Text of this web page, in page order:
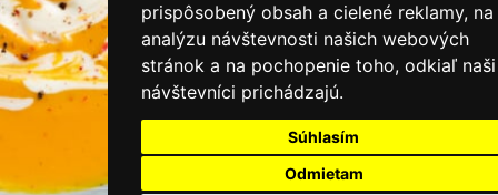
prispôsobený obsah a cielené reklamy, na
analýzu návštevnosti našich webových
stránok a na pochopenie toho, odkiaľ naši
návštevníci prichádzajú.
Súhlasím
Odmietam
Všeobecné obchodné podmienky
Ochrana osobných údajov
Cookies
Moje KamNaMenu
Pridať reštauráciu